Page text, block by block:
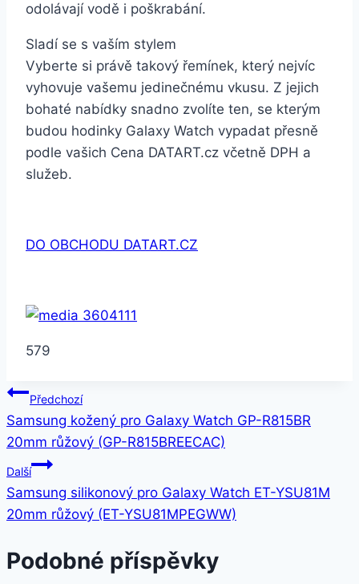
odolávají vodě i poškrabání.
Sladí se s vaším stylem
Vyberte si právě takový řemínek, který nejvíc
vyhovuje vašemu jedinečnému vkusu. Z jejich
bohaté nabídky snadno zvolíte ten, se kterým
budou hodinky Galaxy Watch vypadat přesně
podle vašich Cena DATART.cz včetně DPH a
služeb.
DO OBCHODU DATART.CZ
579
Navigace
pro
příspěvek
Předchozí
Samsung kožený pro Galaxy Watch GP-R815BR
20mm růžový (GP-R815BREECAC)
Další
Samsung silikonový pro Galaxy Watch ET-YSU81M
20mm růžový (ET-YSU81MPEGWW)
Podobné příspěvky